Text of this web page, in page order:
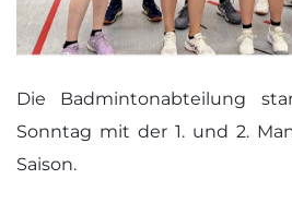
Die Badmintonabteilung
Sonntag mit der 1. und 2.
Saison.